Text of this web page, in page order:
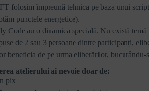
folosim împreună tehnica pe baza unui
punctele energetice).
Code au o dinamica specială. Nu există
de 2 sau 3 persoane dintre participanți,
beneficia de pe urma eliberărilor, bucurându-
atelierului ai nevoie doar de:
pix